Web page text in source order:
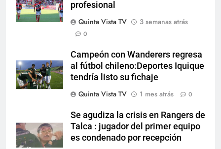
profesional
Quinta Vista TV
3 semanas atrás
0
Campeón con Wanderers regresa
al fútbol chileno:Deportes Iquique
tendría listo su fichaje
Quinta Vista TV
1 mes atrás 0
Se agudiza la crisis en Rangers de
Talca : jugador del primer equipo
es condenado por recepción